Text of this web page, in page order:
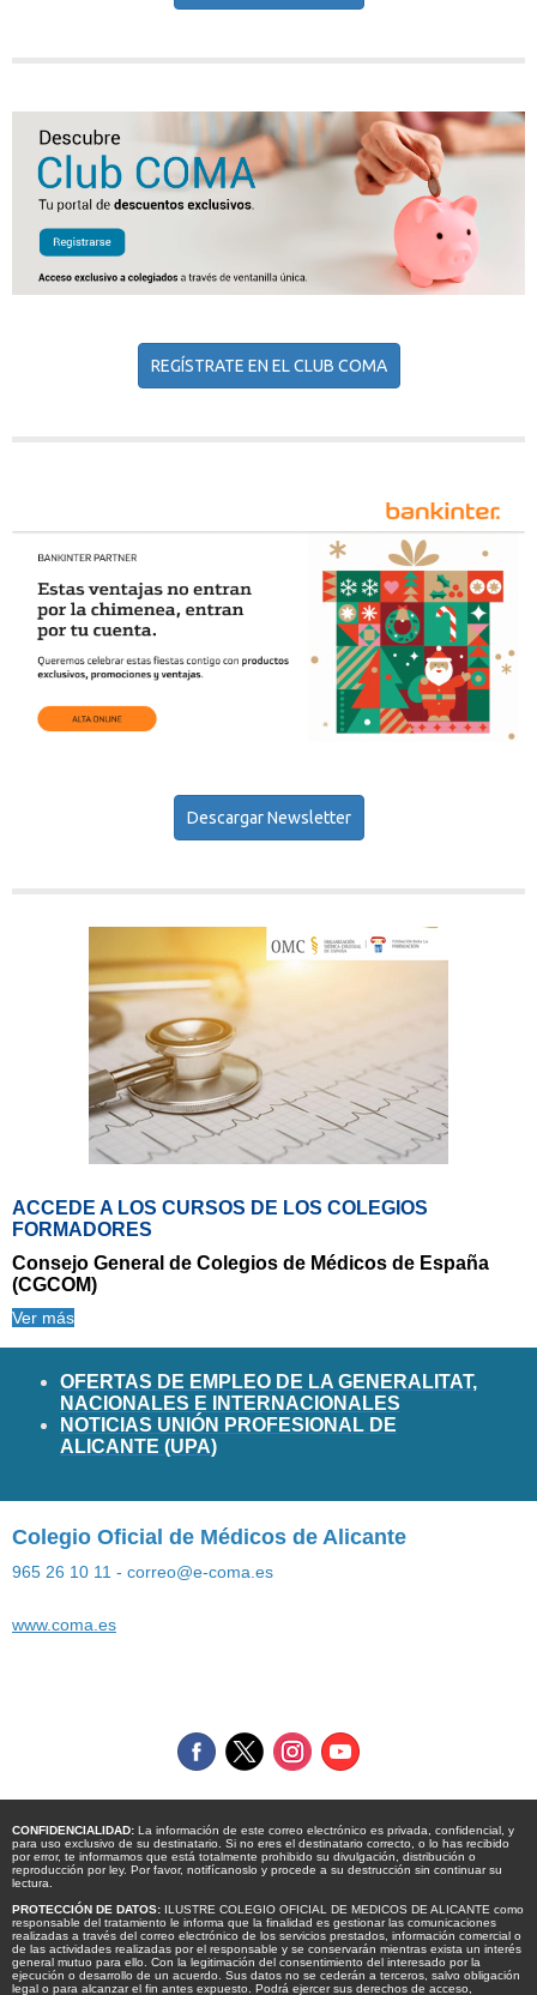
REGÍSTRATE EN EL CLUB COMA
Descargar Newsletter
ACCEDE A LOS CURSOS DE LOS COLEGIOS
FORMADORES
Consejo General de Colegios de Médicos de España
(CGCOM)
Ver más
OFERTAS DE EMPLEO DE LA GENERALITAT,
NACIONALES E INTERNACIONALES
NOTICIAS UNIÓN PROFESIONAL DE
ALICANTE (UPA)
Colegio Oficial de Médicos de Alicante
965 26 10 11 - correo@e-coma.es
www.coma.es
CONFIDENCIALIDAD: La información de este correo electrónico es privada, confidencial, y
para uso exclusivo de su destinatario. Si no eres el destinatario correcto, o lo has recibido
por error, te informamos que está totalmente prohibido su divulgación, distribución o
reproducción por ley. Por favor, notifícanoslo y procede a su destrucción sin continuar su
lectura.
PROTECCIÓN DE DATOS: ILUSTRE COLEGIO OFICIAL DE MEDICOS DE ALICANTE como
responsable del tratamiento le informa que la finalidad es gestionar las comunicaciones
realizadas a través del correo electrónico de los servicios prestados, información comercial o
de las actividades realizadas por el responsable y se conservarán mientras exista un interés
general mutuo para ello. Con la legitimación del consentimiento del interesado por la
ejecución o desarrollo de un acuerdo. Sus datos no se cederán a terceros, salvo obligación
legal o para alcanzar el fin antes expuesto. Podrá ejercer sus derechos de acceso,